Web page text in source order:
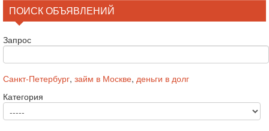
ПОИСК ОБЪЯВЛЕНИЙ
Запрос
Санкт-Петербург, займ в Москве, деньги в долг
Категория